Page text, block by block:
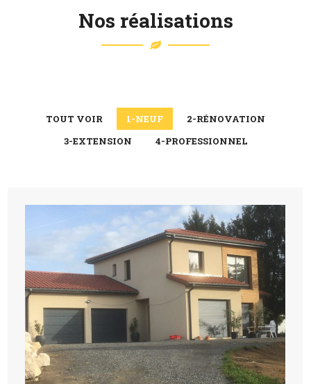
Nos réalisations
TOUT VOIR 1-NEUF
2-RÉNOVATION
3-EXTENSION
4-PROFESSIONNEL